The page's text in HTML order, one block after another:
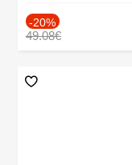
-20%
49.08€